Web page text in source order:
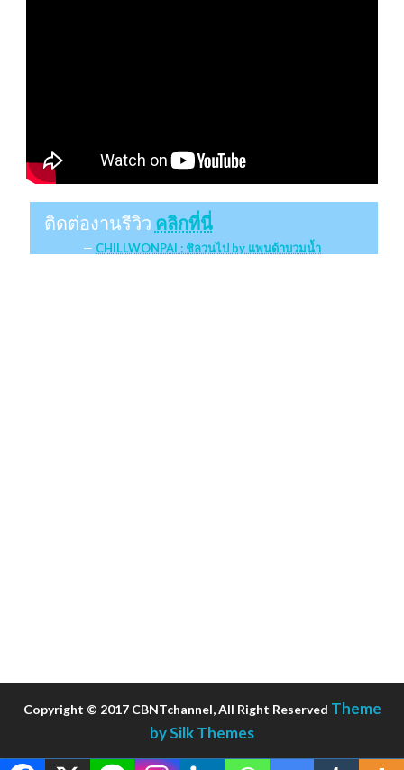
ติดต่องานรีวิว คลิกที่นี่
CHILLWONPAI : ชิลวนไป by แพนด้าบวมน้ำ
Copyright © 2017 CBNTchannel, All Right Reserved Theme
by Silk Themes